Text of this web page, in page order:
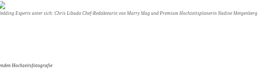
Experts unter sich: Chris Libuda Chef-Redakteurin von Marry Mag und Premium Hochzeitsplanerin Nadine Metgenberg
Hochzeitsfotografie